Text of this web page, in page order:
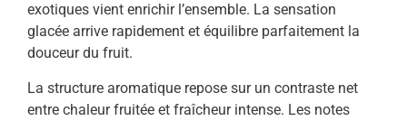
exotiques vient enrichir l’ensemble. La sensation
glacée arrive rapidement et équilibre parfaitement la
douceur du fruit.
La structure aromatique repose sur un contraste net
entre chaleur fruitée et fraîcheur intense. Les notes